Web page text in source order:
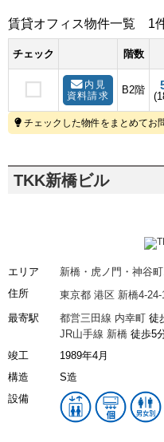
賃貸オフィス物件一覧 1
チェック 階数
内見
資料請求
B2階
チェックした物件をまとめてお
TKK新橋ビル
エリア
新橋・虎ノ門・神谷
住所
東京都 港区 新橋4-24-
最寄駅 都営三田線 内幸町 徒
JR山手線 新橋 徒歩5
竣工
1989年4月
構造
S造
設備